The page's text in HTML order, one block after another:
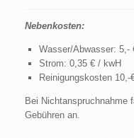
Nebenkosten:
Wasser/Abwasser: 5,-
Strom: 0,35 € / kwH
Reinigungskosten 10,-
Bei Nichtanspruchnahme
Gebühren an.